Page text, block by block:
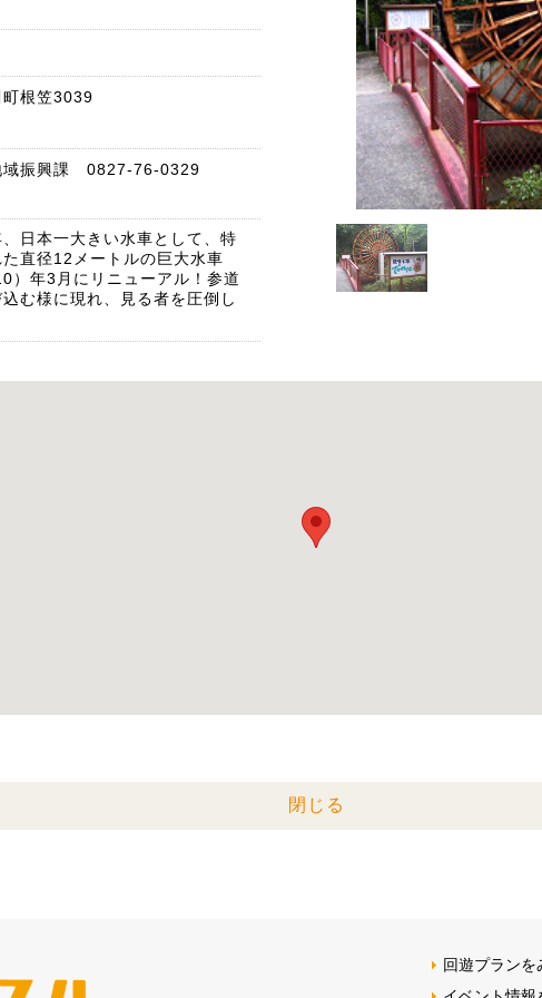
町根笠3039
域振興課 0827-76-0329
日本一大きい水車として、特
直径12メートルの巨大水車
）年3月にリニューアル！参道
む様に現れ、見る者を圧倒し
閉じる
回遊プランを